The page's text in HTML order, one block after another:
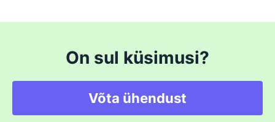
On sul küsimusi?
Võta ühendust